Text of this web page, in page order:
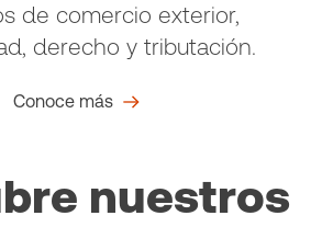
de comercio exterior,
derecho y tributación.
Conoce más
nuestros